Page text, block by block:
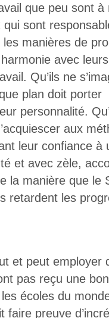
que peu sont à
sont
les manières de
avec leurs
Qu’ils ne
plan doit porter
personnalité.
aux
leur confiance à
et avec zèle,
la manière que le
retardent les
et peut employer
pas reçu une
écoles du
faire preuve